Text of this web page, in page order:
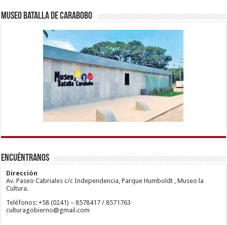
Museo Batalla de Carabobo
1xbetm.info
mariobet
restbetcdn.com
https://mvbcasino.com/
deneme
siteler
Kadıköy
Escort
Yakası
Escort
Kadıköy
Ataşehir
Escort
Encuéntranos
Dirección
Av. Paseo Cabriales c/c Independencia, Parque Humboldt , Museo la
Cultura.
Teléfonos: +58 (0241) – 8578417 / 8571763
culturagobierno@gmail.com